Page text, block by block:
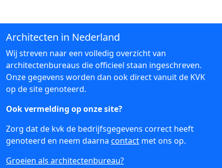
Architecten in Nederland
Wij streven naar een volledig overzicht van
architectenbureaus die officieel staan ingeschreven.
Onze gegevens worden dan ook direct vanuit de KVK
op de site genoteerd.
Ook vermelding op onze site?
Zorg dat de kvk de bedrijfsgegevens correct heeft
genoteerd en neem daarna contact met ons op.
Groeien als architectenbureau?